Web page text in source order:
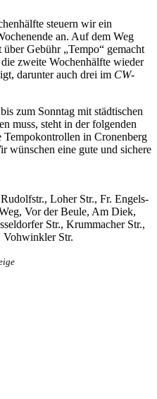
steuern wir ein
an. Auf dem Weg
Gebühr „Tempo“ gemacht
zweite Wochenhälfte wieder
darunter auch drei im CW-
zum Sonntag mit städtischen
muss, steht in der folgenden
in Cronenberg
wünschen eine gute und sichere
Loher Str., Fr. Engels-
Vor der Beule, Am Diek,
Str., Krummacher Str.,
Vohwinkler Str.